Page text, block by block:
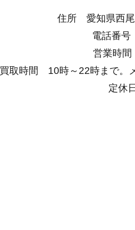
住所 愛知県西尾
電話番
営業時
買取時間 10時～22時まで。
定休